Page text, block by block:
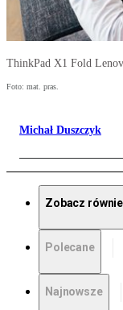
ThinkPad X1 Fold
Foto: mat. pras.
Michał Duszczyk
Zobacz
Polecane
Najnowsze